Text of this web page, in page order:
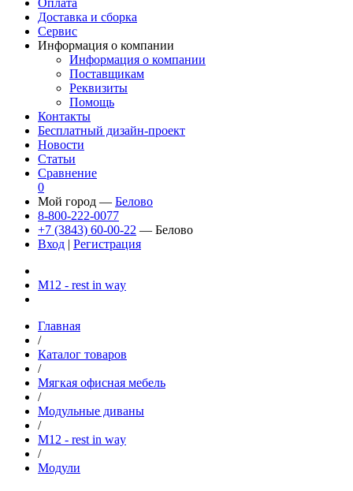
Доставка и сборка
Сервис
Информация о компании
Информация о компании
Поставщикам
Реквизиты
Помощь
Контакты
Бесплатный дизайн-проект
Новости
Статьи
Сравнение
0
Мой город — Белово
8-800-222-0077
+7 (3843) 60-00-22 — Белово
Вход | Регистрация
М12 - rest in way
Главная
/
Каталог товаров
/
Мягкая офисная мебель
/
Модульные диваны
/
М12 - rest in way
/
Модули